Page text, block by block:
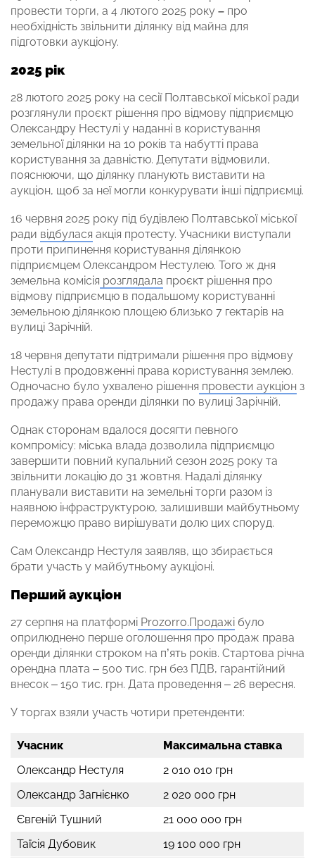
провести торги, а 4 лютого 2025 року – про
необхідність звільнити ділянку від майна для
підготовки аукціону.
2025 рік
28 лютого 2025 року на сесії Полтавської міської ради
розглянули проєкт рішення про відмову підприємцю
Олександру Нестулі у наданні в користування
земельної ділянки на 10 років та набутті права
користування за давністю. Депутати відмовили,
пояснюючи, що ділянку планують виставити на
аукціон, щоб за неї могли конкурувати інші підприємці.
16 червня 2025 року під будівлею Полтавської міської
ради відбулася акція протесту. Учасники виступали
проти припинення користування ділянкою
підприємцем Олександром Нестулею. Того ж дня
земельна комісія розглядала проєкт рішення про
відмову підприємцю в подальшому користуванні
земельною ділянкою площею близько 7 гектарів на
вулиці Зарічній.
18 червня депутати підтримали рішення про відмову
Нестулі в продовженні права користування землею.
Одночасно було ухвалено рішення провести аукціон з
продажу права оренди ділянки по вулиці Зарічній.
Однак сторонам вдалося досягти певного
компромісу: міська влада дозволила підприємцю
завершити повний купальний сезон 2025 року та
звільнити локацію до 31 жовтня. Надалі ділянку
планували виставити на земельні торги разом із
наявною інфраструктурою, залишивши майбутньому
переможцю право вирішувати долю цих споруд.
Сам Олександр Нестуля заявляв, що збирається
брати участь у майбутньому аукціоні.
Перший аукціон
27 серпня на платформі Prozorro.Продажі було
оприлюднено перше оголошення про продаж права
оренди ділянки строком на п’ять років. Стартова річна
орендна плата – 500 тис. грн без ПДВ, гарантійний
внесок – 150 тис. грн. Дата проведення – 26 вересня.
У торгах взяли участь чотири претенденти:
Учасник
Максимальна ставка
Олександр Нестуля
2 010 010 грн
Олександр Загнієнко
2 020 000 грн
Євгеній Тушний
21 000 000 грн
Таїсія Дубовик
19 100 000 грн